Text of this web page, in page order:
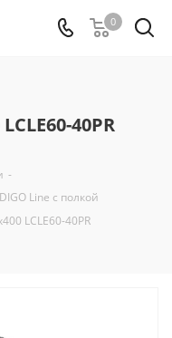
0
40PR
-
Line с полкой
LСLE60-40PR